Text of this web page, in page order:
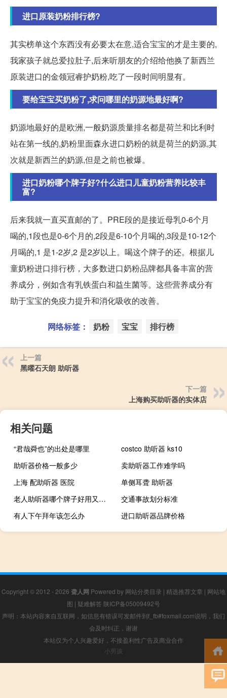
进口原装奶粉排行榜?
其实榜单这个东西没有必要太在意,适合宝宝的才是主要的,
我家孩子就总爱拉肚子,后来听朋友的介绍给他换了新西兰
原装进口的金领冠睿护奶粉,吃了一段时间明显有。
要给宝宝买奶粉了,求问哪里的奶源地最好啊?
奶源地最好的是欧洲,一般奶源质量排名都是荷兰和比利时
站在第一线的,奶粉里面森永进口奶粉的就是荷兰的奶源,其
次就是新西兰的奶源,但是之前也被爆。
进口奶粉哪个牌子好?什么进口儿童奶粉营养比较丰
富?
后来我就一直买直邮的了。PRE段的是接近母乳0-6个月
喝的,1段也是0-6个月的,2段是6-10个月喝的,3段是10-12个
月喝的,1 是1-2岁,2 是2岁以上。喝这个牌子的还。根据儿
童奶粉进口排行榜，大多数进口奶粉品牌都具备丰富的营
养成分，例如含有乳铁蛋白和益生菌等。这些营养成分有
助于宝宝的免疫力提升和消化吸收的改善。
网络标签： 奶粉 宝宝 排行榜
上一篇
黑曜石天朗 助听器
下一篇
上海购买助听器的实体店
相关问题
“君哉舜也”的出处是哪里
costco 助听器 ks10
助听器价格一般多少
卖助听器工作难学吗
上海 配助听器 医院
单侧耳聋 助听器
老人助听器哪个牌子好用又耐用质量好
交通事故划分标准
有人下午拜年该怎么办
进口助听器品牌价格
Copyright © 2012 - 2026 聋人网 Powered by 网站分类目录 | 精选推荐文章 | 网站地
图 | 疑难解答 陕ICP备05009492号
声明：本站内容来自互联网，如信息有错误可发邮件到f_fb#foxmail.com说明，我们
会及时纠正，谢谢
本站仅为个人兴趣爱好，不接盈利性广告及商业合作
小男孩